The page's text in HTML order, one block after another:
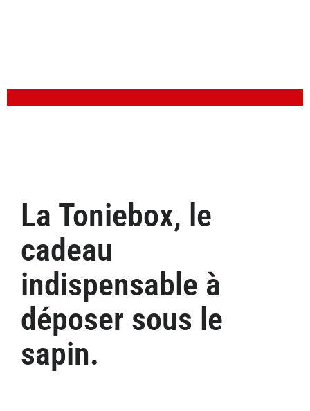
La Toniebox, le
cadeau
indispensable à
déposer sous le
sapin.